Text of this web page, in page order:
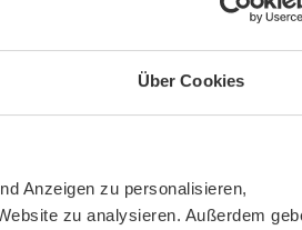
Über Cookies
Anzeigen zu personalisieren,
zu analysieren. Außerdem